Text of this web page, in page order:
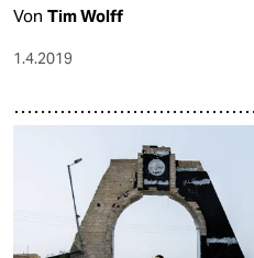
Von Tim Wolff
1.4.2019